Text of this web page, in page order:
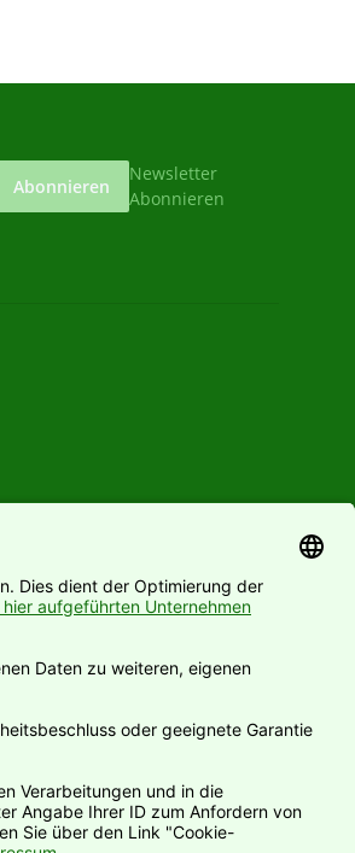
Abonnieren
Newsletter
Abonnieren